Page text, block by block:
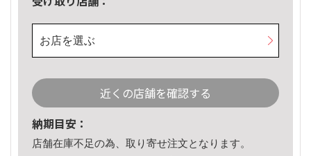
お店を選ぶ
近くの店舗を確認する
納期目安：
店舗在庫不足の為、取り寄せ注文となります。